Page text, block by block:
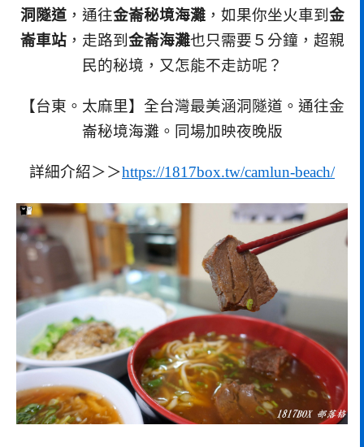
洞隧道，通往金崙秘境海灘，如果你坐火車到 金
崙車站，走路到 金崙海灘也只需要５分鐘，超親
民的秘境，又怎能不走訪呢？
【台東。太麻里】全台灣最美涵洞隧道。通往金
崙秘境海灘。同場加映夜晚版
詳細介紹＞＞https://1817box.tw/camlun-beach/